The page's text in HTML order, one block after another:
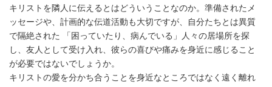
キリストを隣人に伝えるとはどういうことなのか。準備されたメ
ッセージや、計画的な伝道活動も大切ですが、自分たちとは異質
で隔絶された 「困っていたり、病んでいる」人々の居場所を探
し、友人として受け入れ、彼らの喜びや痛みを身近に感じること
が必要ではないでしょうか。
キリストの愛を分かち合うことを身近なところではなく遠く離れ